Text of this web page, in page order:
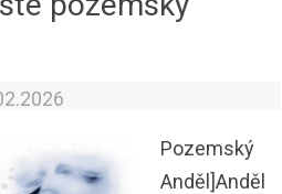
Pozemský
Anděl]Anděl